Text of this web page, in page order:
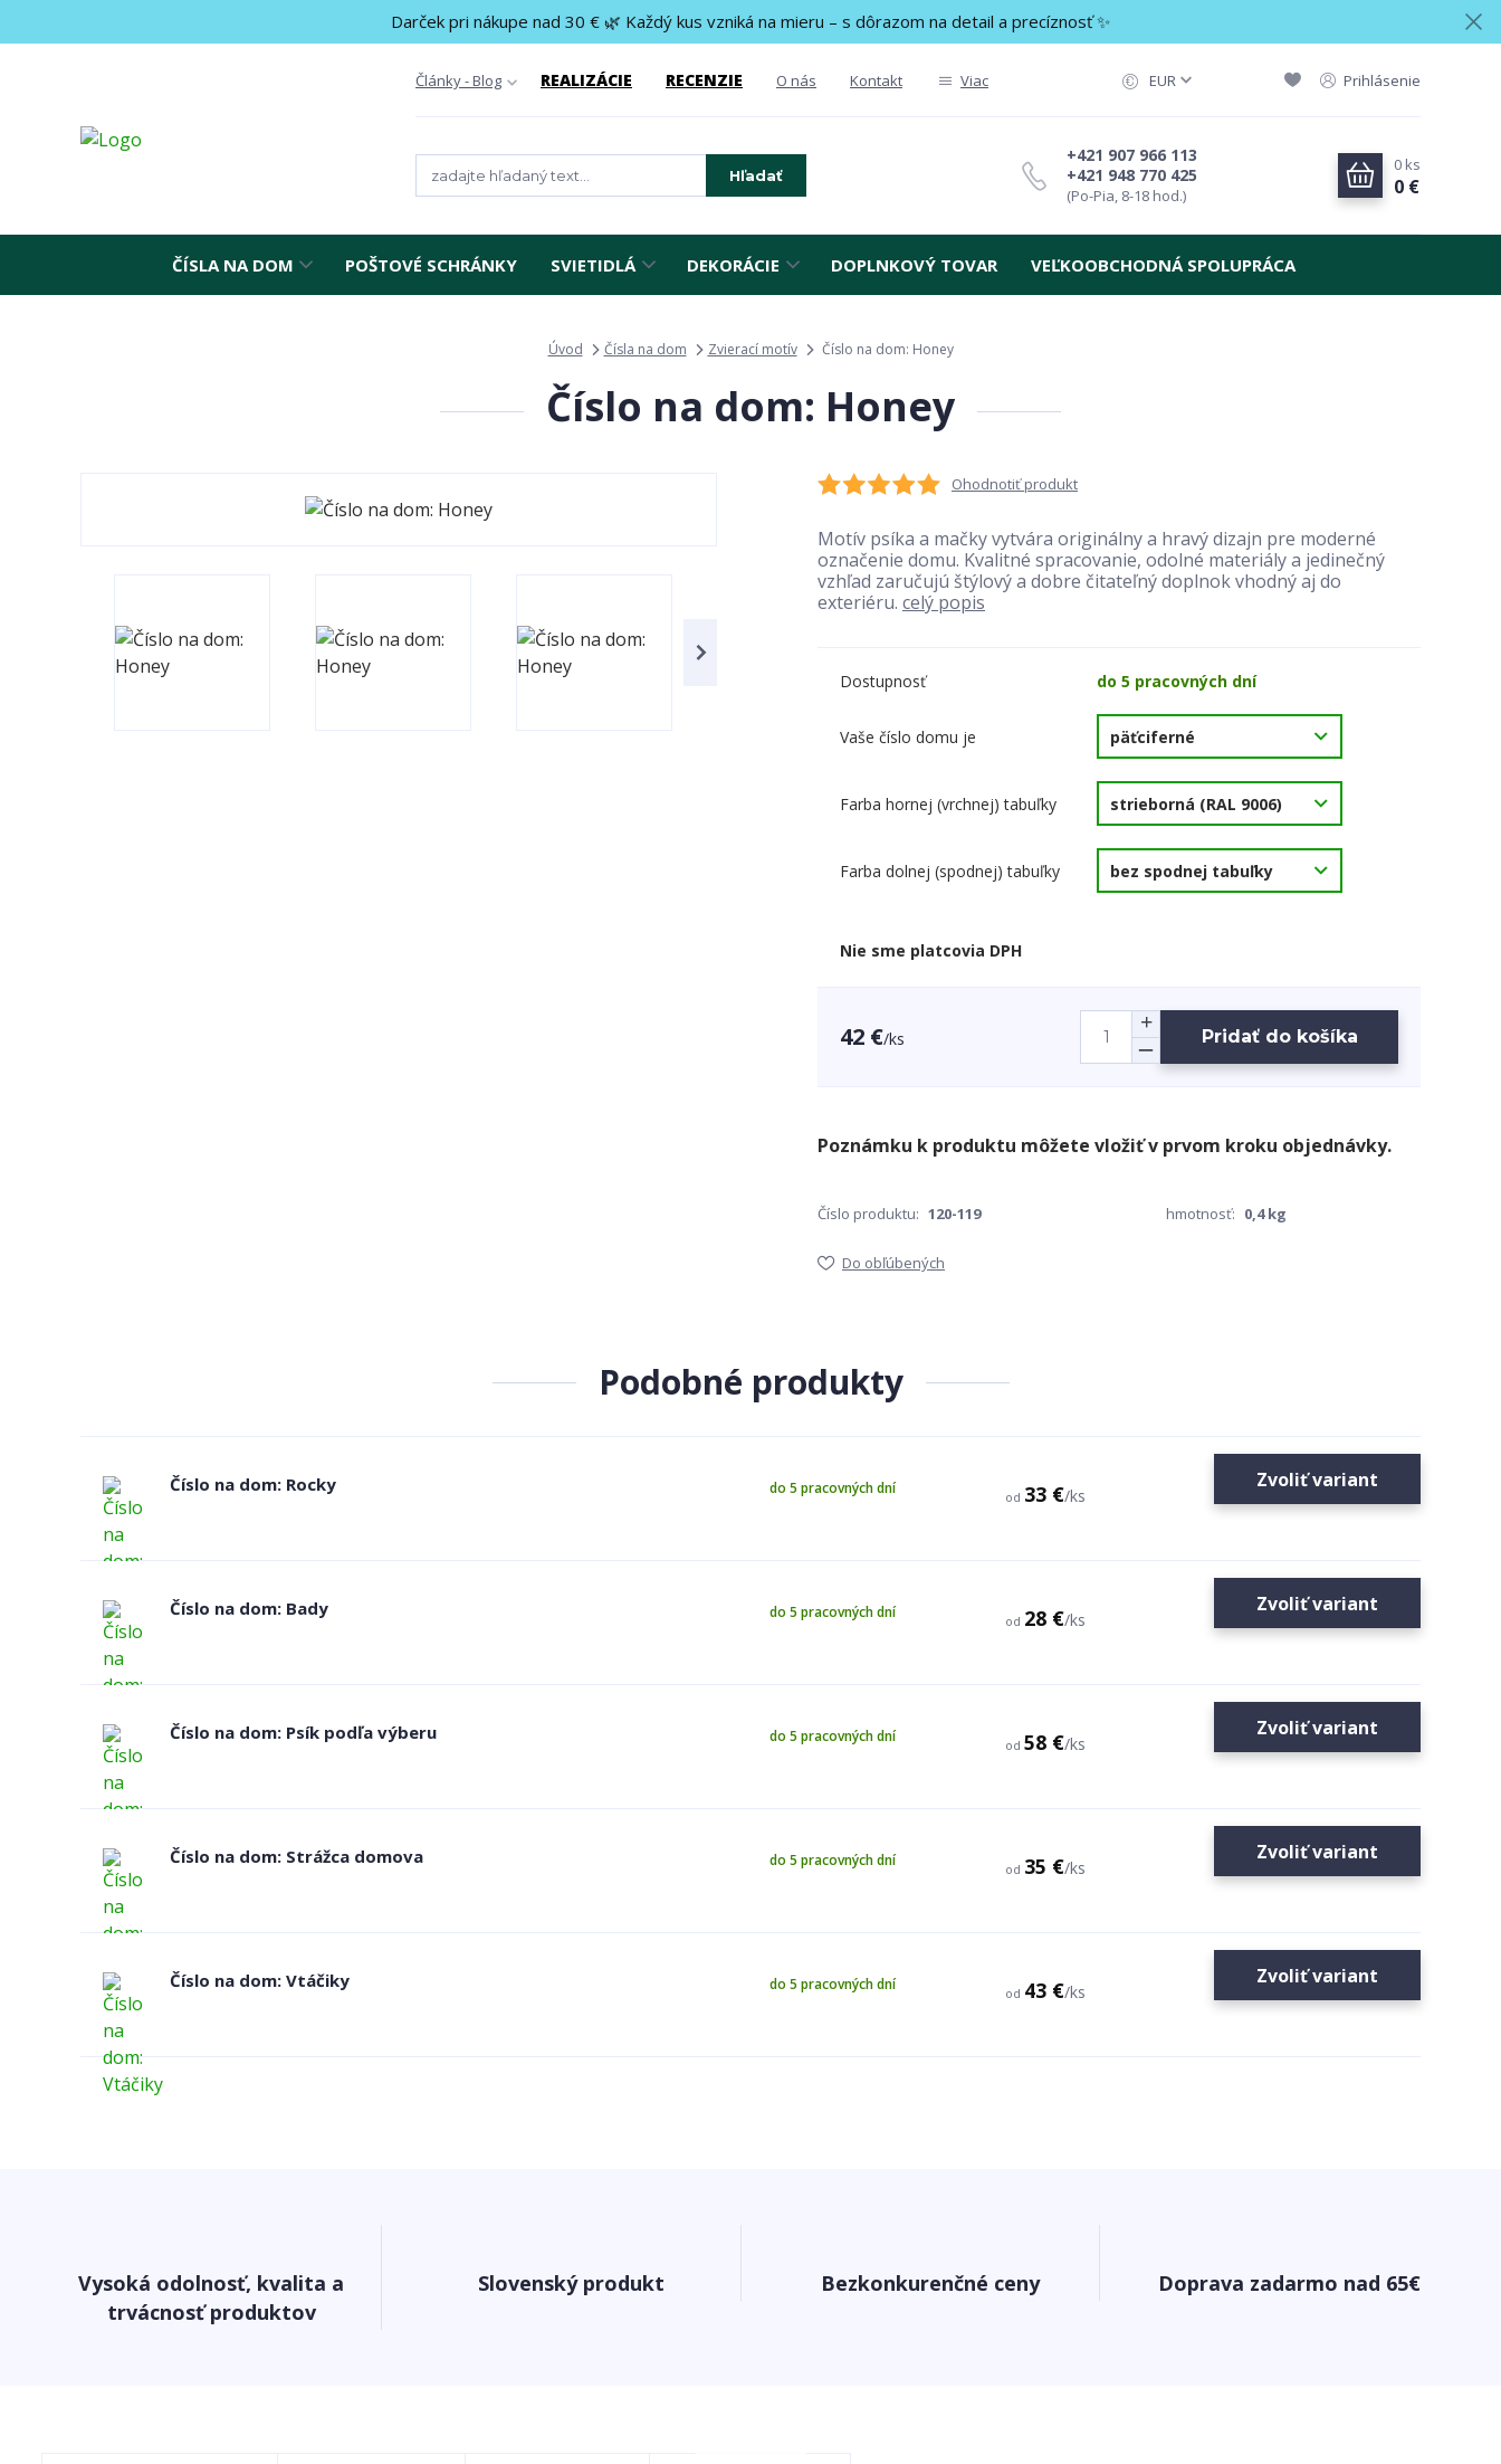
Darček pri nákupe nad 30 € 🌿 Každý kus vzniká na mieru – s dôrazom na detail a precíznosť ✨
Články - Blog REALIZÁCIE RECENZIE O nás Kontakt Viac EUR Prihlásenie
Hľadať +421 948 770 425
+421 907 966 113
(Po-Pia, 8-18 hod.)
0 ks
0 €
ČÍSLA NA DOM POŠTOVÉ SCHRÁNKY SVIETIDLÁ DEKORÁCIE DOPLNKOVÝ TOVAR VEĽKOOBCHODNÁ SPOLUPRÁCA
Úvod Čísla na dom Zvierací motív Číslo na dom: Honey
Číslo na dom: Honey
Ohodnotiť produkt
Motív psíka a mačky vytvára originálny a hravý dizajn pre moderné
označenie domu. Kvalitné spracovanie, odolné materiály a jedinečný
vzhľad zaručujú štýlový a dobre čitateľný doplnok vhodný aj do
exteriéru. celý popis
Dostupnosť do 5 pracovných dní
Vaše číslo domu je
Farba hornej (vrchnej) tabuľky
Farba dolnej (spodnej) tabuľky
Nie sme platcovia DPH
42 €/ks Pridať do košíka
Číslo produktu: 120-119 hmotnosť: 0,4 kg
Do obľúbených
Podobné produkty
Číslo na dom: Rocky
od 33 €/ks
do 5 pracovných dní Zvoliť variant
Číslo na dom: Bady
od 28 €/ks
do 5 pracovných dní Zvoliť variant
Číslo na dom: Psík podľa výberu
od 58 €/ks
do 5 pracovných dní Zvoliť variant
Číslo na dom: Strážca domova
od 35 €/ks
do 5 pracovných dní Zvoliť variant
Číslo na dom: Vtáčiky
od 43 €/ks
do 5 pracovných dní Zvoliť variant
Vysoká odolnosť, kvalita a
trvácnosť produktov
Slovenský produkt Bezkonkurenčné ceny Doprava zadarmo nad 65€